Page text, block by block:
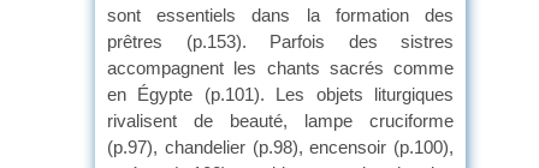
sont essentiels dans la formation des
prêtres (p.153). Parfois des sistres
accompagnent les chants sacrés comme
en Égypte (p.101). Les objets liturgiques
rivalisent de beauté, lampe cruciforme
(p.97), chandelier (p.98), encensoir (p.100),